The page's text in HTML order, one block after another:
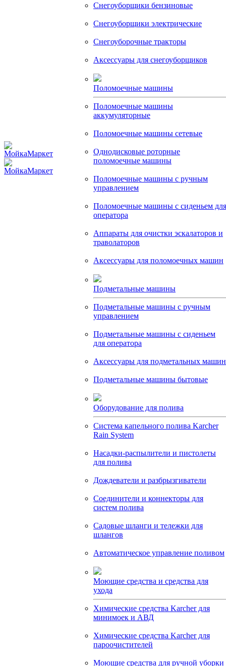
Снегоуборщики бензиновые
Снегоуборщики электрические
Снегоуборочные тракторы
Аксессуары для снегоуборщиков
Поломоечные машины
Поломоечные машины
аккумуляторные
Поломоечные машины сетевые
Однодисковые роторные
поломоечные машины
Поломоечные машины с ручным
управлением
Поломоечные машины с сиденьем для
оператора
Аппараты для очистки эскалаторов и
траволаторов
Аксессуары для поломоечных машин
Подметальные машины
Подметальные машины с ручным
управлением
Подметальные машины с сиденьем
для оператора
Аксессуары для подметальных машин
Подметальные машины бытовые
Оборудование для полива
Система капельного полива Karcher
Rain System
Насадки-распылители и пистолеты
для полива
Дождеватели и разбрызгиватели
Соединители и коннекторы для
систем полива
Садовые шланги и тележки для
шлангов
Автоматическое управление поливом
Моющие средства и средства для
ухода
Химические средства Karcher для
минимоек и АВД
Химические средства Karcher для
пароочистителей
Моющие средства для ручной уборки